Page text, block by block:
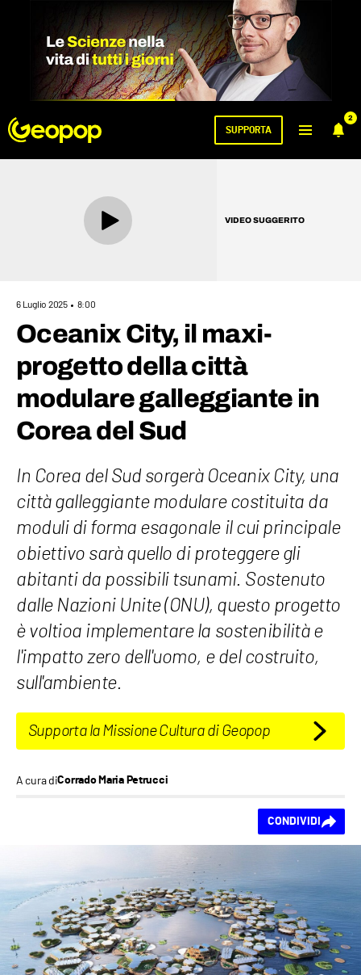
2
SUPPORTA
VIDEO SUGGERITO
6 Luglio 2025 8:00
Oceanix City, il maxi-
progetto della città
modulare galleggiante in
Corea del Sud
In Corea del Sud sorgerà Oceanix City, una
città galleggiante modulare costituita da
moduli di forma esagonale il cui principale
obiettivo sarà quello di proteggere gli
abitanti da possibili tsunami. Sostenuto
dalle Nazioni Unite (ONU), questo progetto
è voltioa implementare la sostenibilità e
l'impatto zero dell'uomo, e del costruito,
sull'ambiente.
Supporta la Missione Cultura di Geopop
A cura diCorrado Maria Petrucci
CONDIVIDI